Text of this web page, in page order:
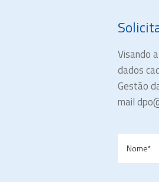
Visando
dados
Gestão
mail